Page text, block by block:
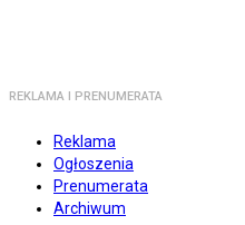
REKLAMA I PRENUMERATA
Reklama
Ogłoszenia
Prenumerata
Archiwum